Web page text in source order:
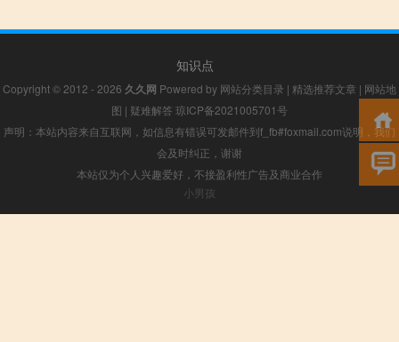
知识点
Copyright © 2012 - 2026 久久网 Powered by 网站分类目录 | 精选推荐文章 | 网站地
图 | 疑难解答 琼ICP备2021005701号
声明：本站内容来自互联网，如信息有错误可发邮件到f_fb#foxmail.com说明，我们
会及时纠正，谢谢
本站仅为个人兴趣爱好，不接盈利性广告及商业合作
小男孩